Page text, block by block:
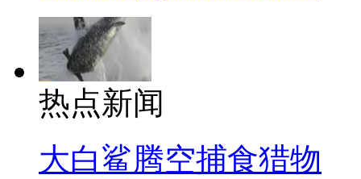
热点新闻
大白鲨腾空捕食猎物